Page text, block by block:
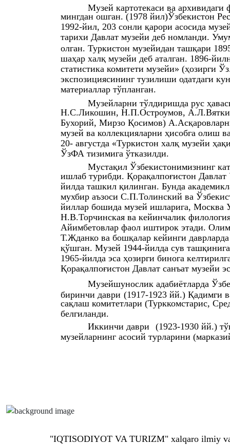
Музей картотекаси ва архивидаги
мингдан ошган. (1978 йил)Ўзбекистон
1992-йил, 203 сонли қарори асосида
тарихи Давлат музейи деб номланди.
олган. Туркистон музейидан ташқари
шаҳар халқ музейи деб аталган. 1896-
статистика комитети музейи» (ҳозирги
экспозициясининг тузилиши одатдаги
материаллар тўпланган.
Музейларни тўлдиришда рус
Н.С.Ликошин, Н.П.Остроумов,
Бухорий, Мирзо Қосимов)
музей ва коллекцияларни ҳисобга олиш
20- августда «Туркистон халқ музейи
ЎзФА тизимига ўтказилди.
Мустақил Ўзбекистонимизнинг
ишлаб турибди. Қорақалпоғистон
йилда ташкил қилинган. Бунда
мухбир аъзоси С.П.Толинский ва
йиллар бошида музей ишларига, Москва
Н.В.Торчинская ва кейинчалик
Айимбетовлар фаол иштирок этади.
Т.Жданко ва бошқалар кейинги
қўшган. Музей 1944-йилда сув
1965-йилда эса ҳозирги бинога
Қорақалпоғистон Давлат санъат музейи
Музейшунослик адабиётларда
биринчи даври (1917-1923 йй.) Қадимги
сақлаш комитетлари (Турккомстарис,
белгиланди.
Иккинчи даври
(1923-1930 йй.)
музейларнинг асосий турларини
"IQTISODIYOT VA TURIZM" xalqaro ilmiy